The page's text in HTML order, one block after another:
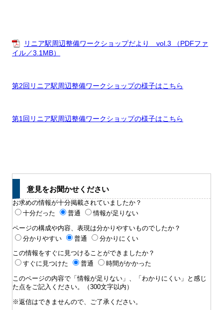
リニア駅周辺整備ワークショップだより vol.3 （PDFファ
イル／3.1MB）
第2回リニア駅周辺整備ワークショップの様子はこちら
第1回リニア駅周辺整備ワークショップの様子はこちら
意見をお聞かせください
お求めの情報が十分掲載されていましたか？
十分だった
普通 情報が足りない
ページの構成や内容、表現は分かりやすいものでしたか？
分かりやすい
普通 分かりにくい
この情報をすぐに見つけることができましたか？
すぐに見つけた
普通 時間がかかった
このページの内容で「情報が足りない」、「わかりにくい」と感じ
た点をご記入ください。（300文字以内）
※返信はできませんので、ご了承ください。